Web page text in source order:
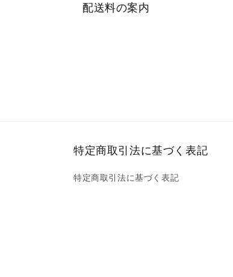
配送料の案内
特定商取引法に基づく表記
特定商取引法に基づく表記